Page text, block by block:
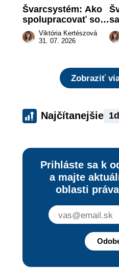
Švarcsystém: Ako
spolupracovať so
živnostníkom
legálne a bez
Viktória Kertészová
31. 07. 2026
a
Zobraziť
Najčítanejšie 1d
Prihláste sa k
a majte
oblasti